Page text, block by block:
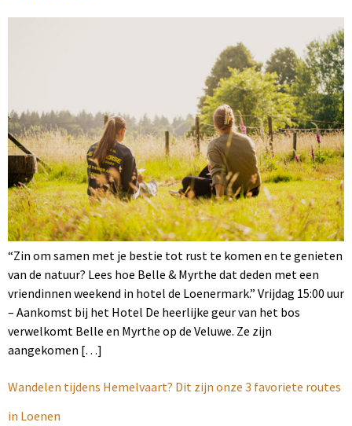
“Zin om samen met je bestie tot rust te komen en te genieten
van de natuur? Lees hoe Belle & Myrthe dat deden met een
vriendinnen weekend in hotel de Loenermark.” Vrijdag 15:00 uur
– Aankomst bij het Hotel De heerlijke geur van het bos
verwelkomt Belle en Myrthe op de Veluwe. Ze zijn
aangekomen […]
Wandelen tijdens Hemelvaart? Dit zijn onze 3 favoriete routes
in Loenen